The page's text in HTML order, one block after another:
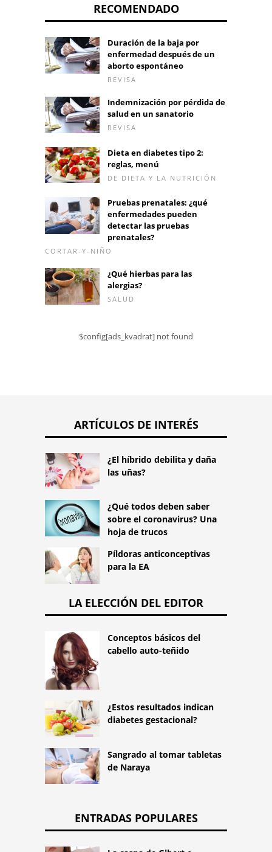
RECOMENDADO
Duración de la baja por
enfermedad después de un
aborto espontáneo
REVISA
Indemnización por pérdida de
salud en un sanatorio
REVISA
Dieta en diabetes tipo 2:
reglas, menú
DE DIETA Y LA NUTRICIÓN
Pruebas prenatales: ¿qué
enfermedades pueden
detectar las pruebas
prenatales?
CORTAR-Y-NIÑO
¿Qué hierbas para las
alergias?
SALUD
$config[ads_kvadrat] not found
ARTÍCULOS DE INTERÉS
¿El híbrido debilita y daña
las uñas?
¿Qué todos deben saber
sobre el coronavirus? Una
hoja de trucos
Píldoras anticonceptivas
para la EA
LA ELECCIÓN DEL EDITOR
Conceptos básicos del
cabello auto-teñido
¿Estos resultados indican
diabetes gestacional?
Sangrado al tomar tabletas
de Naraya
ENTRADAS POPULARES